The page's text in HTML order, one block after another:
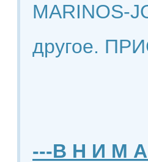
MARINOS-
другое.
---В Н И М